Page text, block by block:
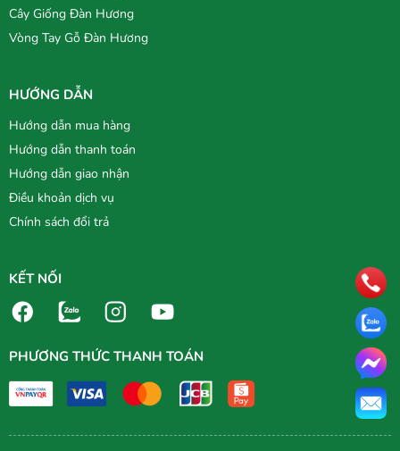
Cây Giống Đàn Hương
Vòng Tay Gỗ Đàn Hương
HƯỚNG DẪN
Hướng dẫn mua hàng
Hướng dẫn thanh toán
Hướng dẫn giao nhận
Điều khoản dịch vụ
Chính sách đổi trả
KẾT NỐI
PHƯƠNG THỨC THANH TOÁN